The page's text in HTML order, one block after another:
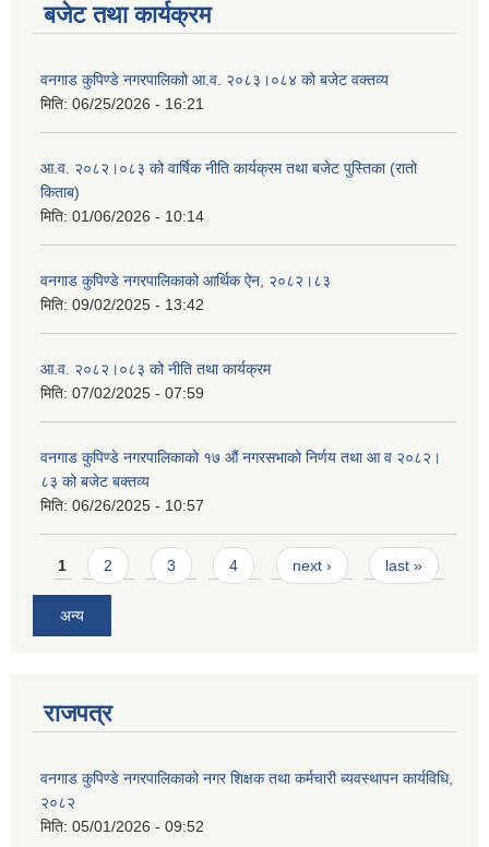
बजेट तथा कार्यक्रम
वनगाड कुपिण्डे नगरपालिकाो आ.व. २०८३।०८४ को बजेट वक्तव्य
मिति: 06/25/2026 - 16:21
आ.व. २०८२।०८३ को वार्षिक नीति कार्यक्रम तथा बजेट पुस्तिका (रातो
किताब)
मिति: 01/06/2026 - 10:14
वनगाड कुपिण्डे नगरपालिकाको आर्थिक ऐन, २०८२।८३
मिति: 09/02/2025 - 13:42
आ.व. २०८२।०८३ को नीति तथा कार्यक्रम
मिति: 07/02/2025 - 07:59
वनगाड कुपिण्डे नगरपालिकाको १७ ‍औं नगरसभाको निर्णय तथा आ व २०८२।
८३ को बजेट बक्तव्य
मिति: 06/26/2025 - 10:57
Pages
1 2 3 4 next › last »
अन्य
राजपत्र
वनगाड कुपिण्डे नगरपालिकाको नगर शिक्षक तथा कर्मचारी ब्यवस्थापन कार्यविधि,
२०८२
मिति: 05/01/2026 - 09:52